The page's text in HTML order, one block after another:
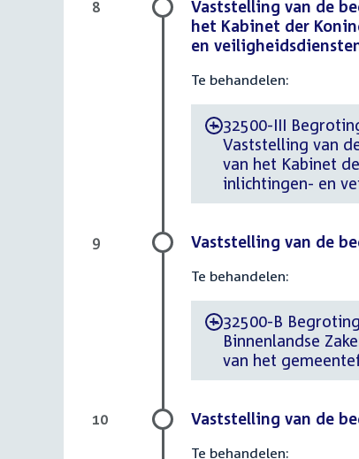
Vaststelling van de
het Kabinet der
en
Te behandelen:
-32500-III
Vaststelling van
van het Kabinet
inlichtingen- en
8
Vaststelling van de
Te behandelen:
-32500-B
Binnenlandse
van het
9
Vaststelling van de
Te behandelen:
10